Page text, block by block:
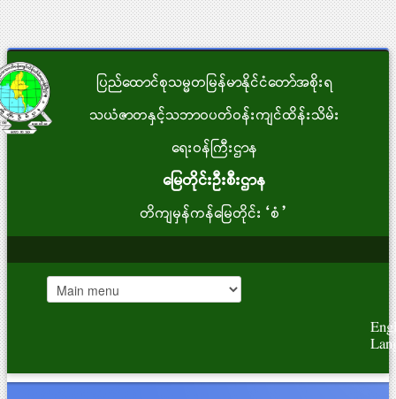
ပြည်ထောင်စုသမ္မတမြန်မာနိုင်ငံတော်အစိုးရ
သယံဇာတနှင့်သဘာဝပတ်ဝန်းကျင်ထိန်းသိမ်း
ရေးဝန်ကြီးဌာန
မြေတိုင်းဦးစီးဌာန
တိကျမှန်ကန်မြေတိုင်း“စံ”